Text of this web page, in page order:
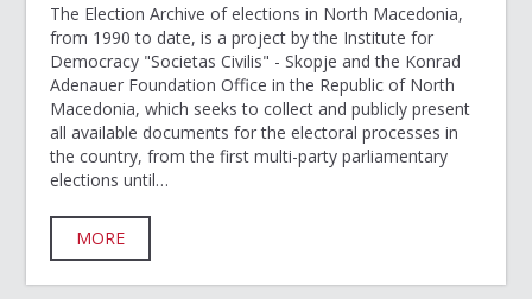
The Election Archive of elections in North Macedonia,
from 1990 to date, is a project by the Institute for
Democracy "Societas Civilis" - Skopje and the Konrad
Adenauer Foundation Office in the Republic of North
Macedonia, which seeks to collect and publicly present
all available documents for the electoral processes in
the country, from the first multi-party parliamentary
elections until…
МORE